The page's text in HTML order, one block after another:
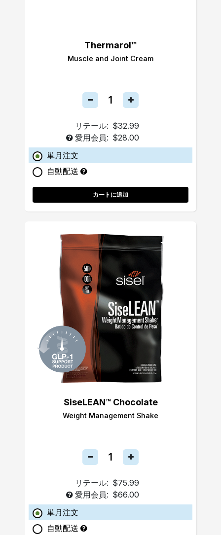
Thermarol™
Muscle and Joint Cream
リテール: $32.99
愛用会員: $28.00
単月注文
自動配送
カートに追加
SiseLEAN™ Chocolate
Weight Management Shake
リテール: $75.99
愛用会員: $66.00
単月注文
自動配送